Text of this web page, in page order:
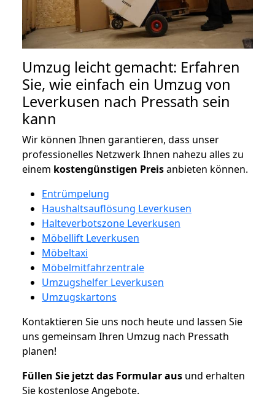
Umzug leicht gemacht: Erfahren
Sie, wie einfach ein Umzug von
Leverkusen nach Pressath sein
kann
Wir können Ihnen garantieren, dass unser
professionelles Netzwerk Ihnen nahezu alles zu
einem kostengünstigen Preisanbieten können.
Entrümpelung
Haushaltsauflösung Leverkusen
Halteverbotszone Leverkusen
Möbellift Leverkusen
Möbeltaxi
Möbelmitfahrzentrale
Umzugshelfer Leverkusen
Umzugskartons
Kontaktieren Sie uns noch heute und lassen Sie
uns gemeinsam Ihren Umzug nach Pressath
planen!
Füllen Sie jetzt das Formular aus und erhalten
Sie kostenlose Angebote.